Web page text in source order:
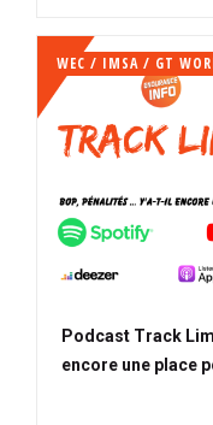
WEC / IMSA / GT
Podcast Track
encore une place